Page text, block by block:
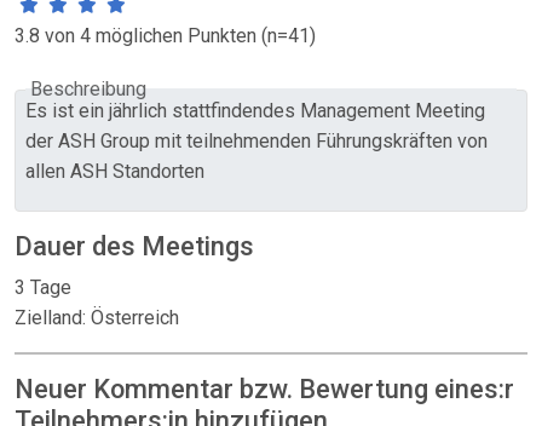
3.8 von 4 möglichen Punkten (n=41)
Beschreibung
Es ist ein jährlich stattfindendes Management Meeting
der ASH Group mit teilnehmenden Führungskräften von
allen ASH Standorten
Dauer des Meetings
3 Tage
Zielland: Österreich
Neuer Kommentar bzw. Bewertung eines:r